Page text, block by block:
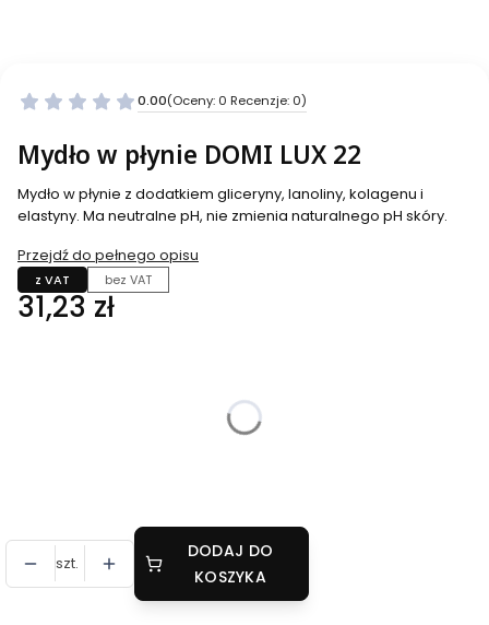
0.00(Oceny: 0 Recenzje: 0)
Mydło w płynie DOMI LUX 22
Mydło w płynie z dodatkiem gliceryny, lanoliny, kolagenu i
elastyny. Ma neutralne pH, nie zmienia naturalnego pH skóry.
Przejdź do pełnego opisu
z VAT bez VAT
Cena
31,23 zł
szt.
DODAJ DO
KOSZYKA